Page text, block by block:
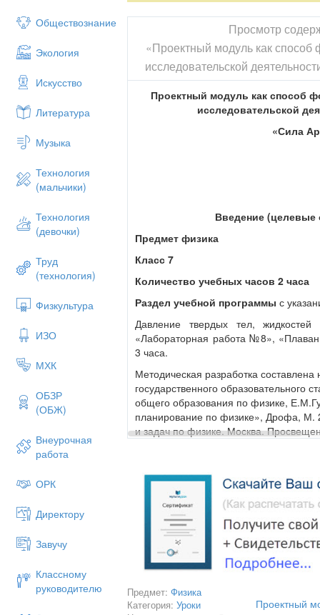
Обществознание
Экология
Искусство
Литература
Музыка
Технология
(мальчики)
Технология
(девочки)
Труд
(технология)
Физкультура
ИЗО
МХК
ОБЗР
(ОБЖ)
Внеурочная
работа
ОРК
Директору
Завучу
Классному
руководителю
Просмотр
«Проектный модуль как
исследовательской
Проектный модуль какспособ
исследовательской
«Сила
Введение
Предмет физика
Класс 7
Количество учебных часов 2 часа
Раздел учебной программыс
Давление твердых тел,
«Лабораторная работа №8»,
3 часа.
Методическая разработка
государственного образовательного
общего образования по физике,
планирование по физике», Дрофа, М.
и задач по физике. Москва.
В. Демкович. Л. Демкович. Сборник
Л.М. Брейгер. Предметная неделя в
2008г. А.В. Чеботарева. Тесты по
Краткое описание
предметной/межпредметной/
определения выталкивающей
указывать причины,
Предмет:Физика
Категория:Уроки
Проектный